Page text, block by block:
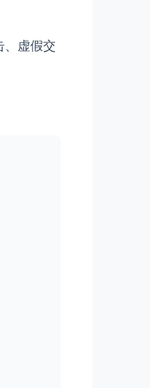
、虚假交